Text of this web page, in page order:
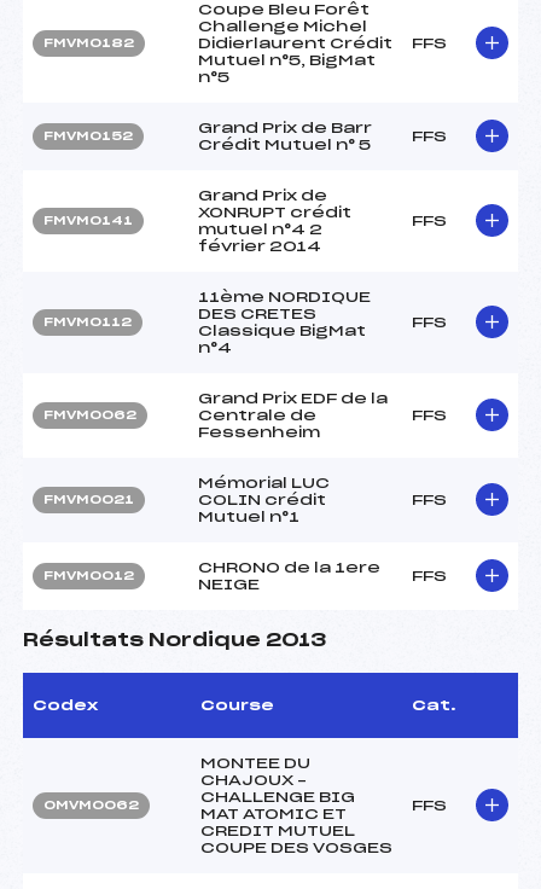
FMVM0182
Coupe Bleu Forêt
Challenge Michel
Didierlaurent Crédit
Mutuel n°5, BigMat
n°5
FFS
FMVM0152
Grand Prix de Barr
Crédit Mutuel n° 5
FFS
FMVM0141
Grand Prix de
XONRUPT crédit
mutuel n°4 2
février 2014
FFS
FMVM0112
11ème NORDIQUE
DES CRETES
Classique BigMat
n°4
FFS
FMVM0062
Grand Prix EDF de la
Centrale de
Fessenheim
FFS
FMVM0021
Mémorial LUC
COLIN crédit
Mutuel n°1
FFS
FMVM0012
CHRONO de la 1ere
NEIGE
FFS
Résultats Nordique 2013
Codex Course Cat.
OMVM0062
MONTEE DU
CHAJOUX –
CHALLENGE BIG
MAT ATOMIC ET
CREDIT MUTUEL
COUPE DES VOSGES
FFS